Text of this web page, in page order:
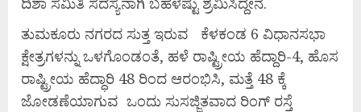
ತುಮಕೂರು ನಗರದ ಸುತ್ತ ಇರುವ ಕೆಳಕಂಡ 6 ವಿಧಾನಸಭಾ
ಕ್ಷೇತ್ರಗಳನ್ನು ಒಳಗೊಂಡಂತೆ, ಹಳೆ ರಾಷ್ಟ್ರೀಯ ಹೆದ್ದಾರಿ-4, ಹೊಸ
ರಾಷ್ಟ್ರೀಯ ಹೆದ್ಧಾರಿ 48 ರಿಂದ ಆರಂಭಿಸಿ, ಮತ್ತೆ 48 ಕ್ಕೆ
ಜೋಡಣೆಯಾಗುವ ಒಂದು ಸುಸಜ್ಜಿತವಾದ ರಿಂಗ್ ರಸ್ತೆ